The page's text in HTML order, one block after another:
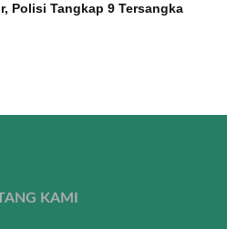
Polisi Tangkap 9 Tersangka
KAMI